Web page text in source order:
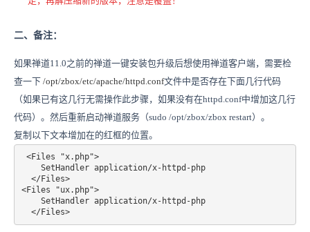
二、备注：
如果禅道11.0之前的禅道一键安装包升级后想使用禅道客户端，需要检
查一下 /opt/zbox/etc/apache/httpd.conf文件中是否存在下面几行代码
（如果已有这几行无需操作此步骤，如果没有在httpd.conf中增加这几行
代码）。然后重新启动禅道服务（sudo /opt/zbox/zbox restart）。
复制以下文本增加在的红框的位置。
SetHandler application/x-httpd-php
</Files>
<Files "ux.php">
SetHandler application/x-httpd-php
</Files>